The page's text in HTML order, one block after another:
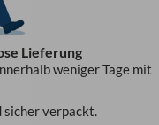
Lieferung
weniger Tage mit
sicher verpackt.